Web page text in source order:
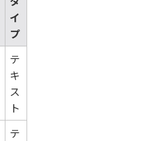
イ
プ
テ
キ
ス
ト
テ